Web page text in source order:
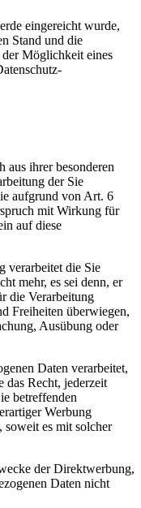
eingereicht wurde,
Stand und die
Möglichkeit eines
aus ihrer besonderen
der Sie
aufgrund von Art. 6
mit Wirkung für
auf diese
verarbeitet die Sie
mehr, es sei denn, er
die Verarbeitung
Freiheiten überwiegen,
Ausübung oder
Daten verarbeitet,
das Recht, jederzeit
betreffenden
Werbung
es mit solcher
der Direktwerbung,
Daten nicht